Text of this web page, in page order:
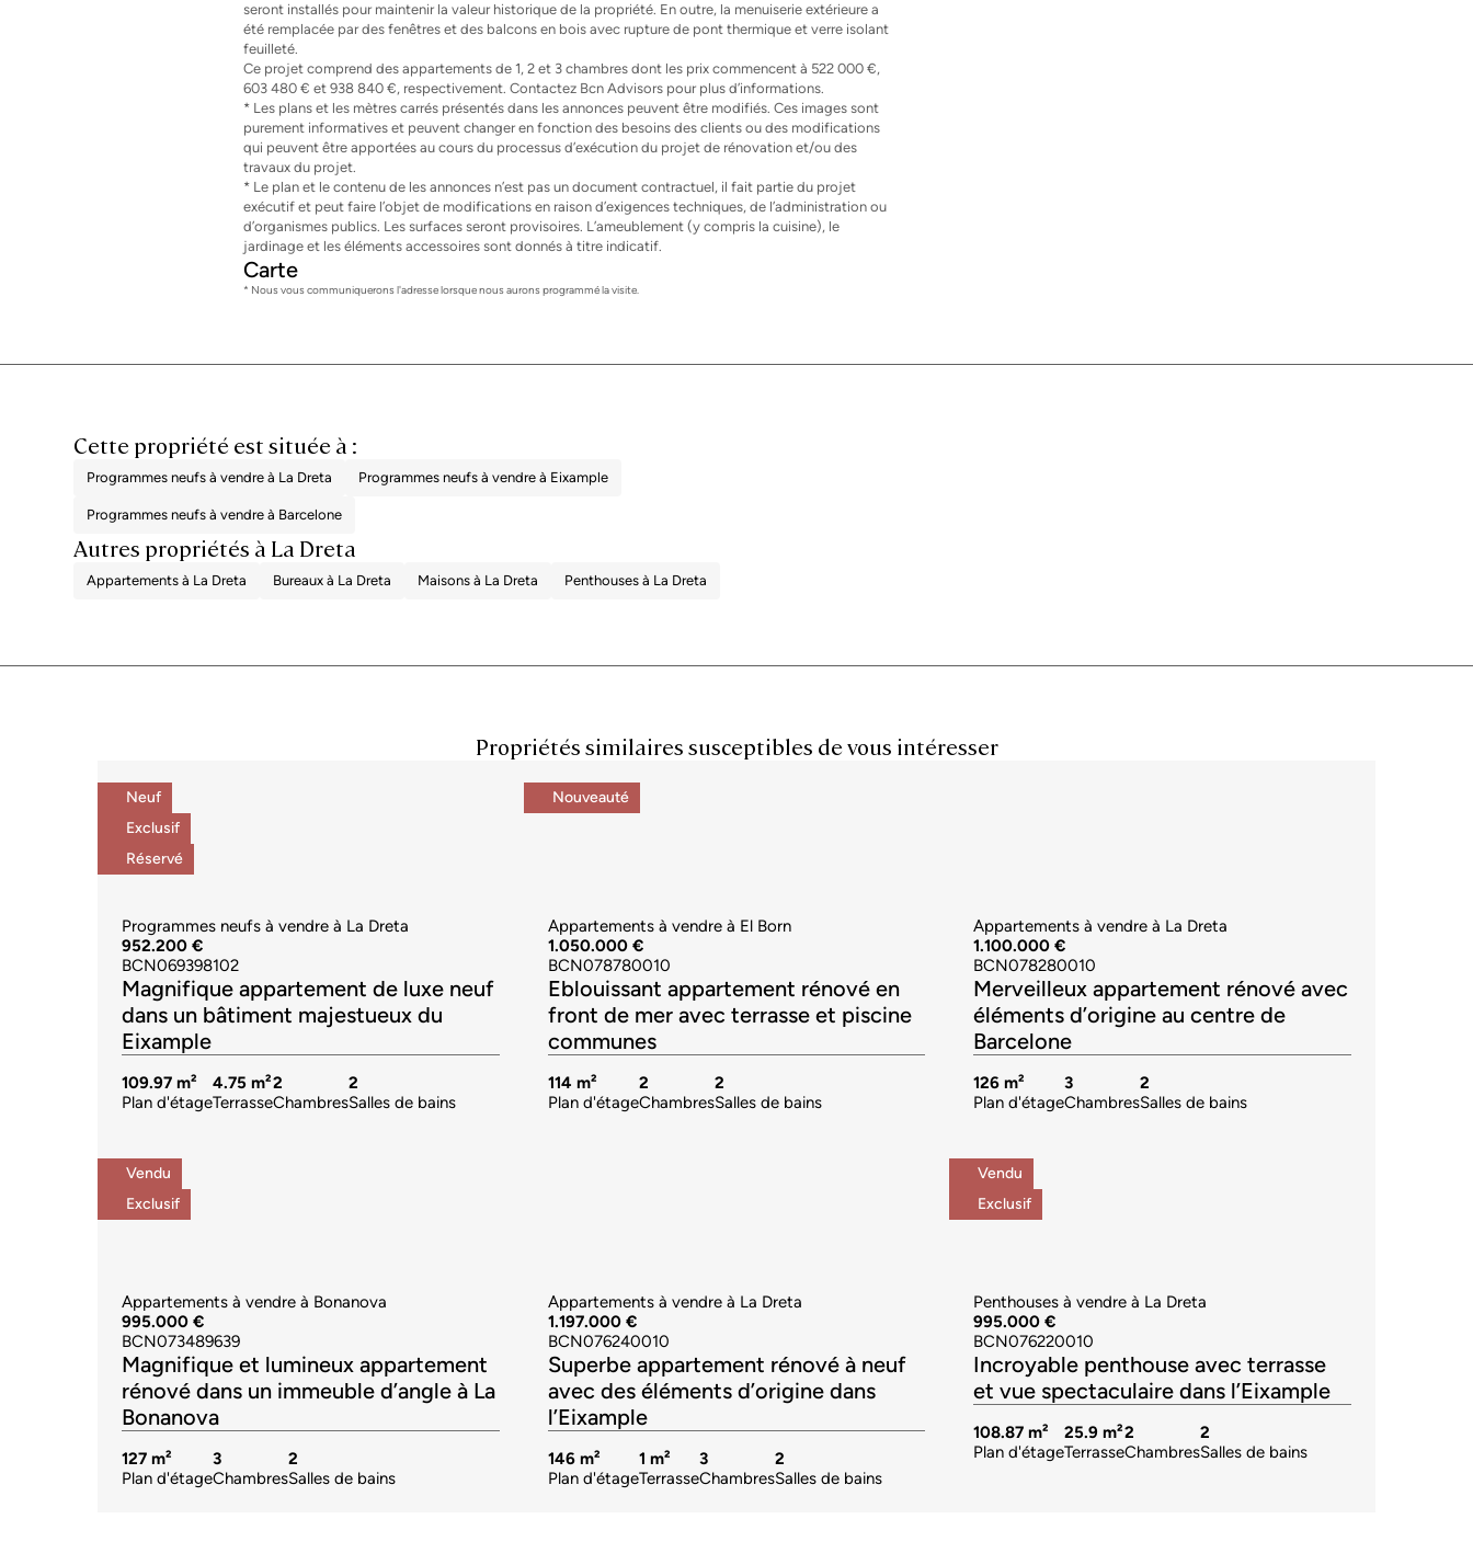
seront installés pour maintenir la valeur historique de la propriété. En outre, la menuiserie extérieure a
été remplacée par des fenêtres et des balcons en bois avec rupture de pont thermique et verre isolant
feuilleté.
Ce projet comprend des appartements de 1, 2 et 3 chambres dont les prix commencent à 522 000 €,
603 480 € et 938 840 €, respectivement. Contactez Bcn Advisors pour plus d’informations.
* Les plans et les mètres carrés présentés dans les annonces peuvent être modifiés. Ces images sont
purement informatives et peuvent changer en fonction des besoins des clients ou des modifications
qui peuvent être apportées au cours du processus d’exécution du projet de rénovation et/ou des
travaux du projet.
* Le plan et le contenu de les annonces n’est pas un document contractuel, il fait partie du projet
exécutif et peut faire l’objet de modifications en raison d’exigences techniques, de l’administration ou
d’organismes publics. Les surfaces seront provisoires. L’ameublement (y compris la cuisine), le
jardinage et les éléments accessoires sont donnés à titre indicatif.
Carte
* Nous vous communiquerons l'adresse lorsque nous aurons programmé la visite.
Cette propriété est située à :
Programmes neufs à vendre à La Dreta Programmes neufs à vendre à Eixample
Programmes neufs à vendre à Barcelone
Autres propriétés à La Dreta
Appartements à La Dreta Bureaux à La Dreta Maisons à La Dreta Penthouses à La Dreta
Propriétés similaires susceptibles de vous intéresser
Neuf
Exclusif
Réservé
Programmes neufs à vendre à La Dreta
952.200 €
BCN069398102
Magnifique appartement de luxe neuf
dans un bâtiment majestueux du
Eixample
109.97 m²
Plan d'étage
4.75 m²
Terrasse
2
Chambres
2
Salles de bains
Nouveauté
Appartements à vendre à El Born
1.050.000 €
BCN078780010
Eblouissant appartement rénové en
front de mer avec terrasse et piscine
communes
114 m²
Plan d'étage
2
Chambres
2
Salles de bains
Appartements à vendre à La Dreta
1.100.000 €
BCN078280010
Merveilleux appartement rénové avec
éléments d’origine au centre de
Barcelone
126 m²
Plan d'étage
3
Chambres
2
Salles de bains
Vendu
Exclusif
Appartements à vendre à Bonanova
995.000 €
BCN073489639
Magnifique et lumineux appartement
rénové dans un immeuble d’angle à La
Bonanova
127 m²
Plan d'étage
3
Chambres
2
Salles de bains
Appartements à vendre à La Dreta
1.197.000 €
BCN076240010
Superbe appartement rénové à neuf
avec des éléments d’origine dans
l’Eixample
146 m²
Plan d'étage
1 m²
Terrasse
3
Chambres
2
Salles de bains
Vendu
Exclusif
Penthouses à vendre à La Dreta
995.000 €
BCN076220010
Incroyable penthouse avec terrasse
et vue spectaculaire dans l’Eixample
108.87 m²
Plan d'étage
25.9 m²
Terrasse
2
Chambres
2
Salles de bains